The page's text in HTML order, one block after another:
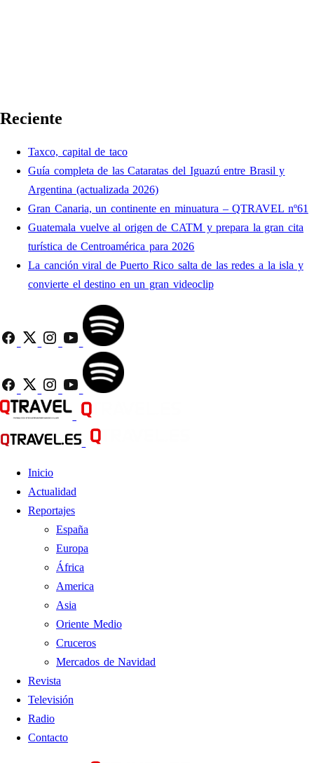
Reciente
Taxco, capital de taco
Guía completa de las Cataratas del Iguazú entre Brasil y
Argentina (actualizada 2026)
Gran Canaria, un continente en minuatura – QTRAVEL nº61
Guatemala vuelve al origen de CATM y prepara la gran cita
turística de Centroamérica para 2026
La canción viral de Puerto Rico salta de las redes a la isla y
convierte el destino en un gran videoclip
Inicio
Actualidad
Reportajes
España
Europa
África
America
Asia
Oriente Medio
Cruceros
Mercados de Navidad
Revista
Televisión
Radio
Contacto